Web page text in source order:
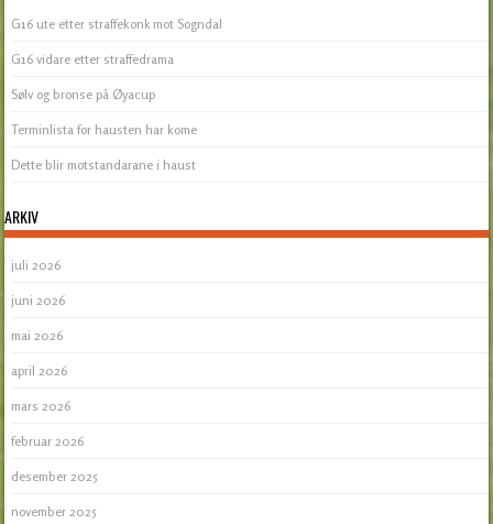
G16 ute etter straffekonk mot Sogndal
G16 vidare etter straffedrama
Sølv og bronse på Øyacup
Terminlista for hausten har kome
Dette blir motstandarane i haust
ARKIV
juli 2026
juni 2026
mai 2026
april 2026
mars 2026
februar 2026
desember 2025
november 2025